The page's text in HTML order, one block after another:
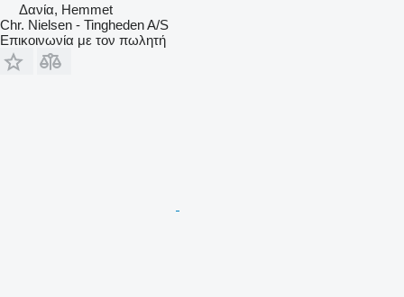
Δανία, Hemmet
Chr. Nielsen - Tingheden A/S
Επικοινωνία με τον πωλητή